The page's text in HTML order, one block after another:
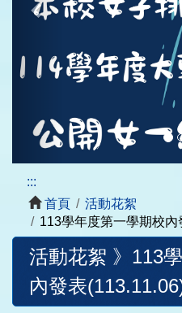
:::
首頁
活動花絮
113學年度第一學期校
活動花絮 》 113
內發表